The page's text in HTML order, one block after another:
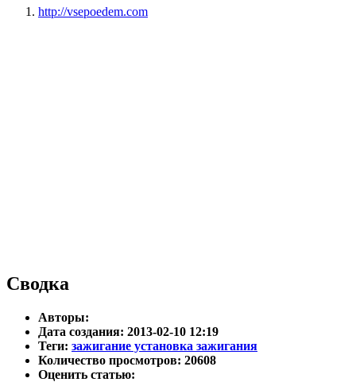
http://vsepoedem.com
Сводка
Авторы:
Дата создания: 2013-02-10 12:19
Теги: зажигание установка зажигания
Количество просмотров: 20608
Оценить статью: